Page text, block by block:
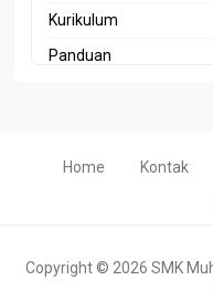
Kurikulum
Panduan
Program Sekolah
Home Kontak
Copyright © 2026 SMK